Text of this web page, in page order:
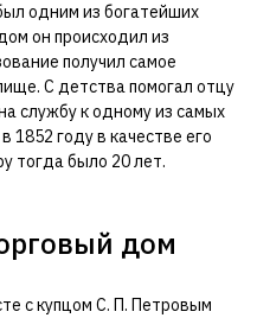
одним из богатейших
он происходил из
получил самое
С детства помогал отцу
службу к одному из самых
1852 году в качестве его
тогда было 20 лет.
дом
с купцом С. П. Петровым